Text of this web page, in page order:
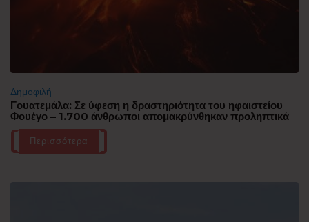
Δημοφιλή
Γουατεμάλα: Σε ύφεση η δραστηριότητα του ηφαιστείου
Φουέγο – 1.700 άνθρωποι απομακρύνθηκαν προληπτικά
Περισσότερα